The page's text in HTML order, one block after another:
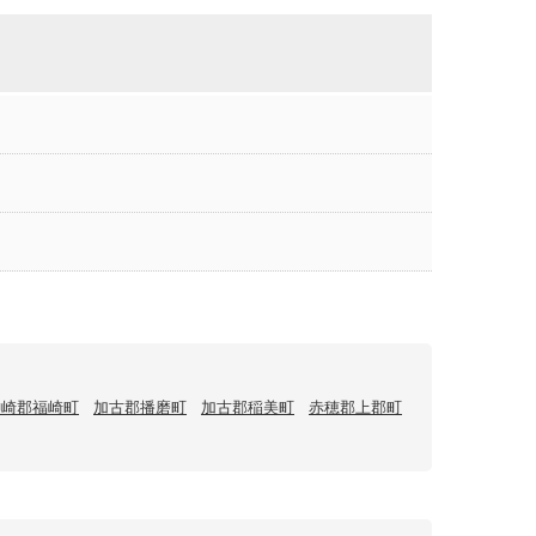
郡福崎町 加古郡播磨町 加古郡稲美町
赤穂郡上郡町